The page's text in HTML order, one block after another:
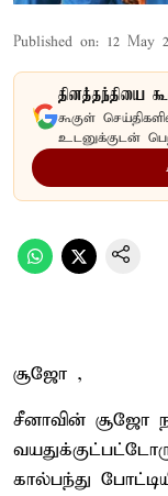
Published on: 12 May
தினத்தந்தியை
கூகுள்
உடனுக்குடன்
சூஜோ ,
சீனாவின் சூஜோ
கால்பந்து